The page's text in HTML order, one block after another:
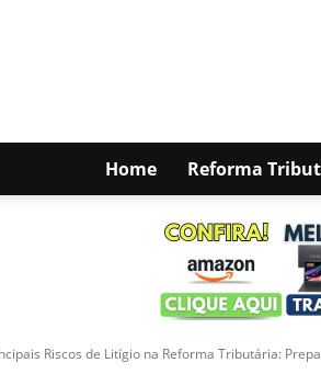
Home Reforma
Riscos de Litígio na Reforma Tributária:
Replace this with any non empty raw